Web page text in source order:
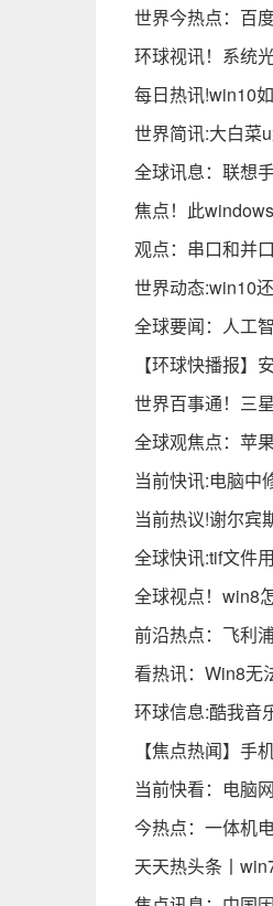
世界今热点：百
环球视讯！系统
每日热讯!win10
世界简讯:大白菜
全球讯息：联想
焦点！此
观点：串口和并
世界动态:win10
全球要闻：人工
【环球快播报
世界百事通！三
全球观焦点：苹
当前快讯:电脑中
当前热议!谢尔宾
全球快讯:tif文件
全球视点！win8
前沿热点：飞利
看热讯：Win8无
环球信息:酷我音
【焦点热闻】手
当前快看：电脑
今热点：一体机
天天热头条丨